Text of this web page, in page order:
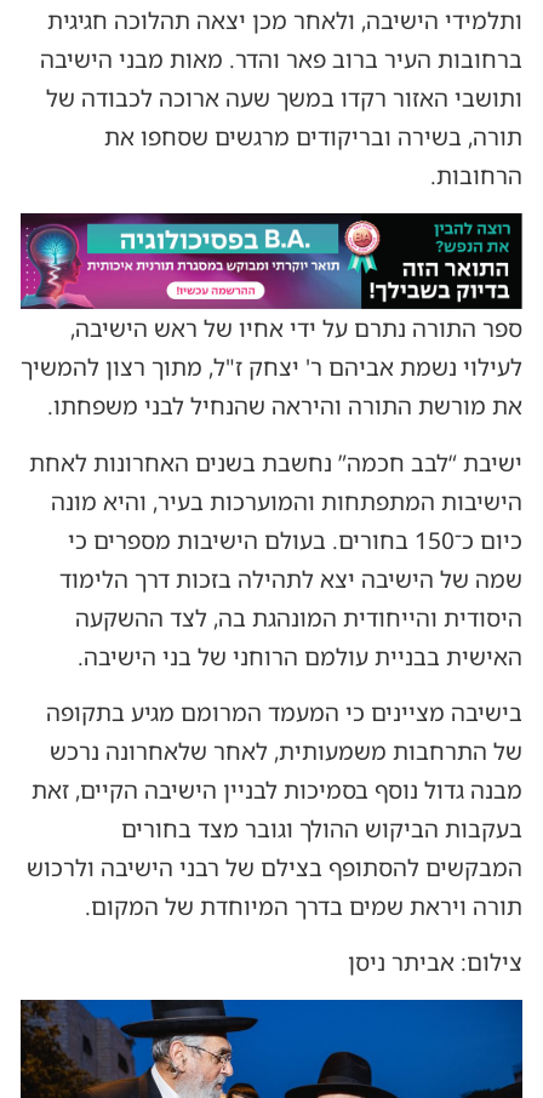
ותלמידי הישיבה, ולאחר מכן יצאה תהלוכה חגיגית
ברחובות העיר ברוב פאר והדר. מאות מבני הישיבה
ותושבי האזור רקדו במשך שעה ארוכה לכבודה של
תורה, בשירה ובריקודים מרגשים שסחפו את
הרחובות.
ספר התורה נתרם על ידי אחיו של ראש הישיבה,
לעילוי נשמת אביהם ר' יצחק ז"ל, מתוך רצון להמשיך
את מורשת התורה והיראה שהנחיל לבני משפחתו.
ישיבת “לבב חכמה” נחשבת בשנים האחרונות לאחת
הישיבות המתפתחות והמוערכות בעיר, והיא מונה
כיום כ־150 בחורים. בעולם הישיבות מספרים כי
שמה של הישיבה יצא לתהילה בזכות דרך הלימוד
היסודית והייחודית המונהגת בה, לצד ההשקעה
האישית בבניית עולמם הרוחני של בני הישיבה.
בישיבה מציינים כי המעמד המרומם מגיע בתקופה
של התרחבות משמעותית, לאחר שלאחרונה נרכש
מבנה גדול נוסף בסמיכות לבניין הישיבה הקיים, זאת
בעקבות הביקוש ההולך וגובר מצד בחורים
המבקשים להסתופף בצילם של רבני הישיבה ולרכוש
תורה ויראת שמים בדרך המיוחדת של המקום.
צילום: אביתר ניסן